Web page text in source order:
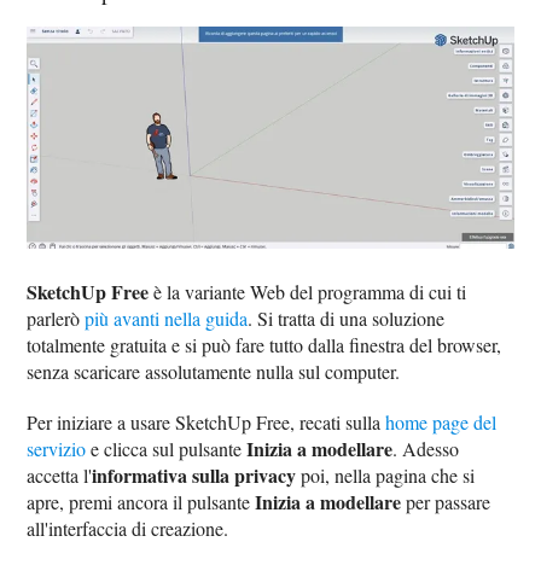
SketchUp Freeè la variante Web del programma di cui ti
parleròpiù avanti nella guida. Si tratta di una soluzione
totalmente gratuita e si può fare tutto dalla finestra del browser,
senza scaricare assolutamente nulla sul computer.
Per iniziare a usare SketchUp Free, recati sullahome page del
servizioe clicca sul pulsanteInizia a modellare. Adesso
accetta l'informativa sulla privacypoi, nella pagina che si
apre, premi ancora il pulsanteInizia a modellareper passare
all'interfaccia di creazione.